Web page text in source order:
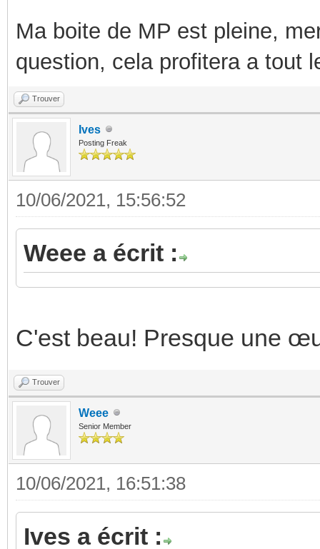
Le neutre qui va vers les
4 ou 5 borne par exemple,
dégage l'accès a l'etage du
Du coup sur les phases tu
tu y a acces librement. Ce
Donc oui si tu peux a
faire un 180°)
2: Si tu en as la possibilité
haut et un en bas.
Ou tu me payes l'AR et je
KNX Partner Base / Avancé
Ma boite de MP est pleine,